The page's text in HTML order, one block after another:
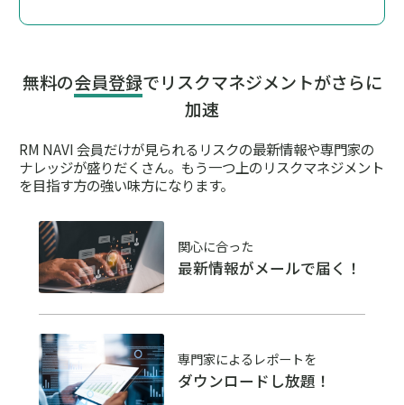
無料の会員登録でリスクマネジメントがさらに
加速
RM NAVI 会員だけが見られるリスクの最新情報や専門家の
ナレッジが盛りだくさん。 もう一つ上のリスクマネジメント
を目指す方の強い味方になります。
関心に合った
最新情報がメールで届く！
専門家によるレポートを
ダウンロードし放題！